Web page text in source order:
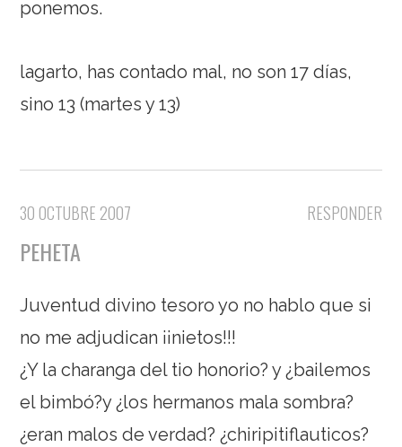
ponemos.
lagarto, has contado mal, no son 17 días,
sino 13 (martes y 13)
RESPONDER
30 OCTUBRE 2007
PEHETA
Juventud divino tesoro yo no hablo que si
no me adjudican ¡¡nietos!!!
¿Y la charanga del tio honorio? y ¿bailemos
el bimbó?y ¿los hermanos mala sombra?
¿eran malos de verdad? ¿chiripitiflauticos?